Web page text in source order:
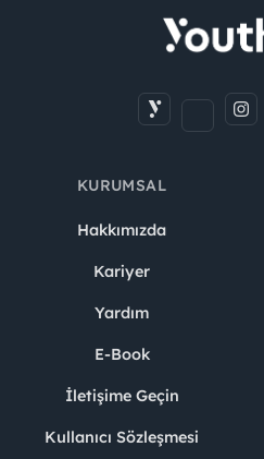
KURUMSAL
Hakkımızda
Kariyer
Yardım
E-Book
İletişime Geçin
Kullanıcı Sözleşmesi